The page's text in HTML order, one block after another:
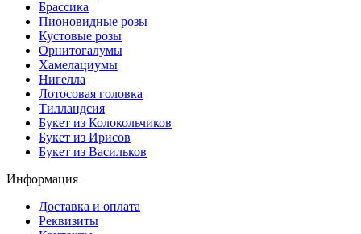
Брассика
Пионовидные розы
Кустовые розы
Орнитогалумы
Хамелациумы
Нигелла
Лотосовая головка
Тилландсия
Букет из Колокольчиков
Букет из Ирисов
Букет из Васильков
Информация
Доставка и оплата
Реквизиты